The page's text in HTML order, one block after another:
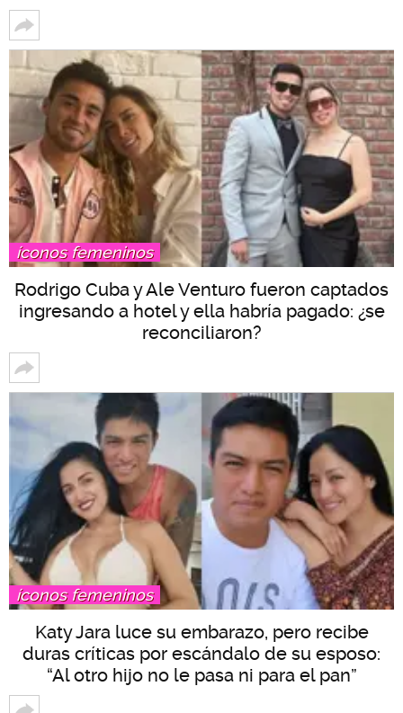
íconos femeninos
Rodrigo Cuba y Ale Venturo fueron captados
ingresando a hotel y ella habría pagado: ¿se
reconciliaron?
íconos femeninos
Katy Jara luce su embarazo, pero recibe
duras críticas por escándalo de su esposo:
“Al otro hijo no le pasa ni para el pan”